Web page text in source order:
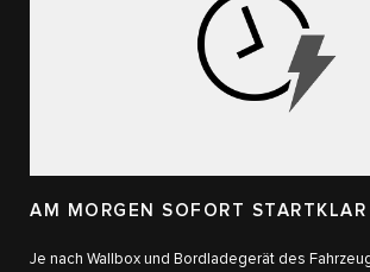
AM MORGEN SOFORT STARTKLAR
Je nach Wallbox und Bordladegerät des